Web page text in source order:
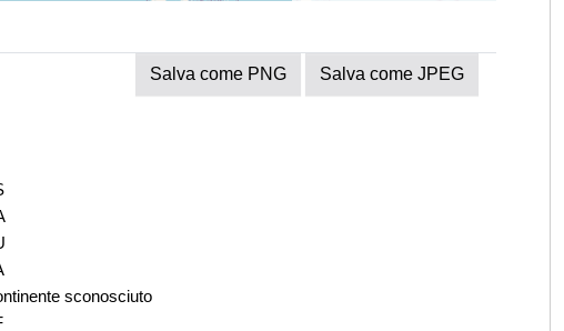
Salva come PNG Salva come JPEG
sconosciuto